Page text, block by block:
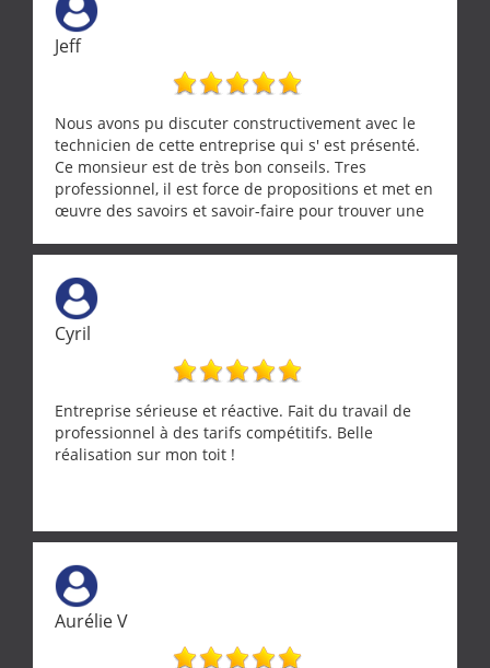
Jeff
Nous avons pu discuter constructivement avec le
technicien de cette entreprise qui s' est présenté.
Ce monsieur est de très bon conseils. Tres
professionnel, il est force de propositions et met en
œuvre des savoirs et savoir-faire pour trouver une
demande de l écoute et de la considération, ce qui
ne se trouve que chez les pationnés de leur métier.
Merci a ce monsieur pour sa disponibilité
Cyril
Entreprise sérieuse et réactive. Fait du travail de
professionnel à des tarifs compétitifs. Belle
réalisation sur mon toit !
Aurélie V